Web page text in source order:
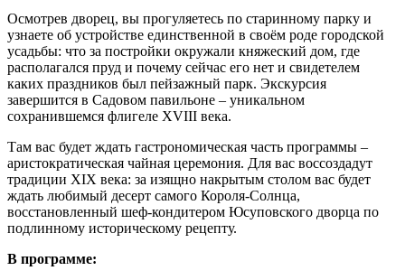
Осмотрев дворец, вы прогуляетесь по старинному парку и
узнаете об устройстве единственной в своём роде городской
усадьбы: что за постройки окружали княжеский дом, где
располагался пруд и почему сейчас его нет и свидетелем
каких праздников был пейзажный парк. Экскурсия
завершится в Садовом павильоне – уникальном
сохранившемся флигеле XVIII века.
Там вас будет ждать гастрономическая часть программы –
аристократическая чайная церемония. Для вас воссоздадут
традиции XIX века: за изящно накрытым столом вас будет
ждать любимый десерт самого Короля-Солнца,
восстановленный шеф-кондитером Юсуповского дворца по
подлинному историческому рецепту.
В программе: